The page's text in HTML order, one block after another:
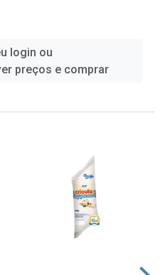
login ou
preços e comprar